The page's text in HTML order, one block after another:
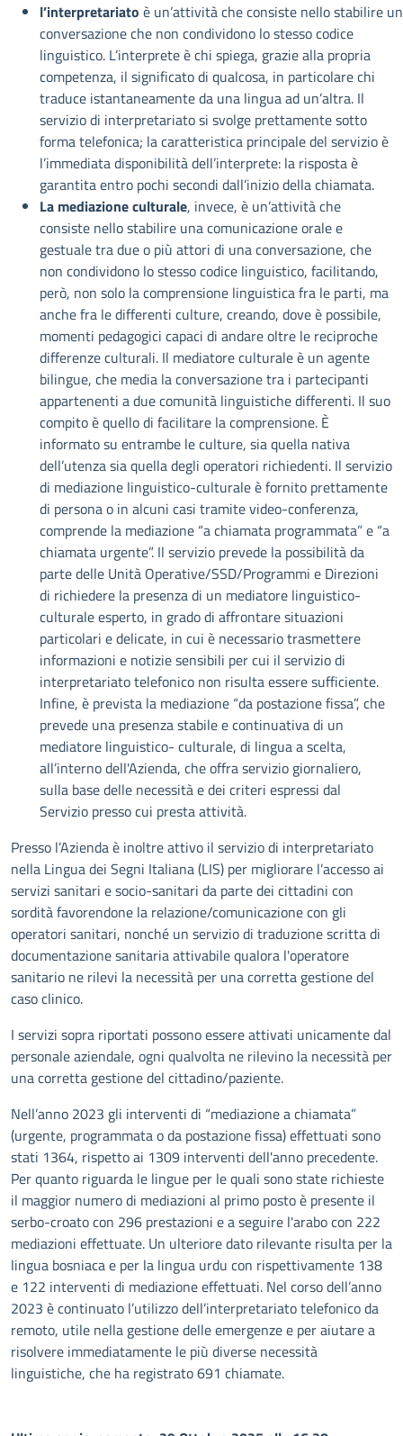
l’interpretariato è un’attività che consiste nello stabilire
conversazione che non condividono lo stesso codice
linguistico. L’interprete è chi spiega, grazie alla propria
competenza, il significato di qualcosa, in particolare chi
traduce istantaneamente da una lingua ad un’altra. Il
servizio di interpretariato si svolge prettamente sotto
forma telefonica; la caratteristica principale del servizio è
l’immediata disponibilità dell’interprete: la risposta è
garantita entro pochi secondi dall’inizio della chiamata.
La mediazione culturale, invece, è un’attività che
consiste nello stabilire una comunicazione orale e
gestuale tra due o più attori di una conversazione, che
non condividono lo stesso codice linguistico, facilitando,
però, non solo la comprensione linguistica fra le parti, ma
anche fra le differenti culture, creando, dove è possibile,
momenti pedagogici capaci di andare oltre le reciproche
differenze culturali. Il mediatore culturale è un agente
bilingue, che media la conversazione tra i partecipanti
appartenenti a due comunità linguistiche differenti. Il suo
compito è quello di facilitare la comprensione. È
informato su entrambe le culture, sia quella nativa
dell’utenza sia quella degli operatori richiedenti. Il servizio
di mediazione linguistico-culturale è fornito prettamente
di persona o in alcuni casi tramite video-conferenza,
comprende la mediazione “a chiamata programmata” e “a
chiamata urgente”. Il servizio prevede la possibilità da
parte delle Unità Operative/SSD/Programmi e Direzioni
di richiedere la presenza di un mediatore linguistico-
culturale esperto, in grado di affrontare situazioni
particolari e delicate, in cui è necessario trasmettere
informazioni e notizie sensibili per cui il servizio di
interpretariato telefonico non risulta essere sufficiente.
Infine, è prevista la mediazione “da postazione fissa”, che
prevede una presenza stabile e continuativa di un
mediatore linguistico- culturale, di lingua a scelta,
all’interno dell'Azienda, che offra servizio giornaliero,
sulla base delle necessità e dei criteri espressi dal
Servizio presso cui presta attività.
Presso l’Azienda è inoltre attivo il servizio di interpretariato
nella Lingua dei Segni Italiana (LIS) per migliorare l’accesso ai
servizi sanitari e socio-sanitari da parte dei cittadini con
sordità favorendone la relazione/comunicazione con gli
operatori sanitari, nonché un servizio di traduzione scritta di
documentazione sanitaria attivabile qualora l'operatore
sanitario ne rilevi la necessità per una corretta gestione del
caso clinico.
I servizi sopra riportati possono essere attivati unicamente dal
personale aziendale, ogni qualvolta ne rilevino la necessità per
una corretta gestione del cittadino/paziente.
Nell’anno 2023 gli interventi di “mediazione a chiamata”
(urgente, programmata o da postazione fissa) effettuati sono
stati 1364, rispetto ai 1309 interventi dell'anno precedente.
Per quanto riguarda le lingue per le quali sono state richieste
il maggior numero di mediazioni al primo posto è presente il
serbo-croato con 296 prestazioni e a seguire l'arabo con 222
mediazioni effettuate. Un ulteriore dato rilevante risulta per la
lingua bosniaca e per la lingua urdu con rispettivamente 138
e 122 interventi di mediazione effettuati. Nel corso dell’anno
2023 è continuato l’utilizzo dell’interpretariato telefonico da
remoto, utile nella gestione delle emergenze e per aiutare a
risolvere immediatamente le più diverse necessità
linguistiche, che ha registrato 691 chiamate.